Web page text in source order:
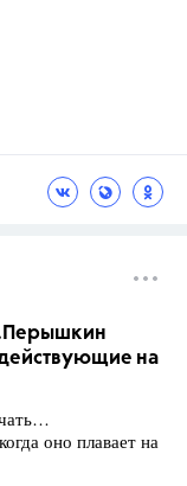
на
оно плавает на